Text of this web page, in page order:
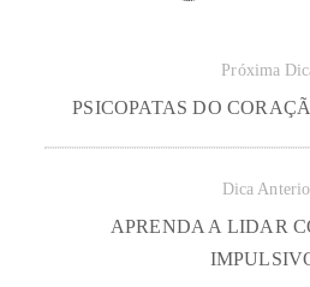
Próxima
PSICOPATAS DO
Dica
APRENDA A LIDAR